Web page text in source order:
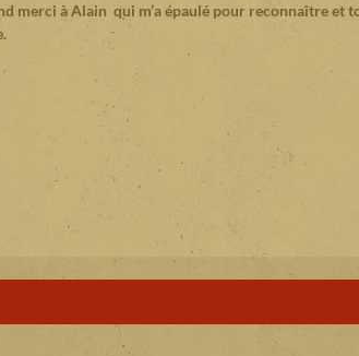
merci à Alain qui m’a épaulé pour reconnaître et